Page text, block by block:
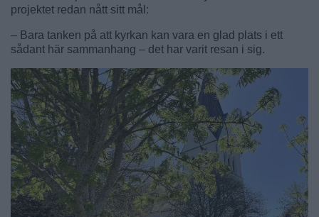
projektet redan nått sitt mål:
– Bara tanken på att kyrkan kan vara en glad plats i ett
sådant här sammanhang – det har varit resan i sig.